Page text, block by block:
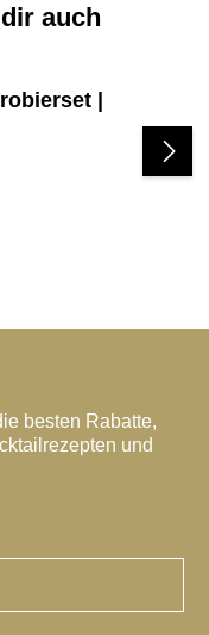
auch
|
besten Rabatte,
und